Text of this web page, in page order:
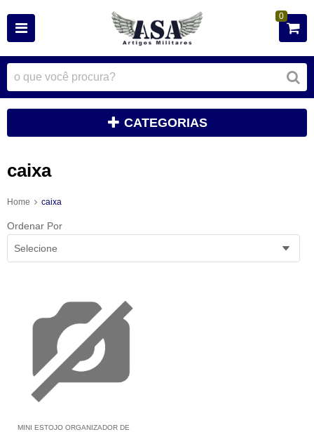
0
CATEGORIAS
caixa
Home caixa
Ordenar Por
Selecione
MINI ESTOJO ORGANIZADOR DE